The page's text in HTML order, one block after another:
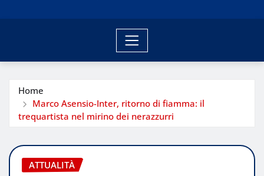
Home
Marco Asensio-Inter, ritorno di fiamma: il
trequartista nel mirino dei nerazzurri
ATTUALITÀ